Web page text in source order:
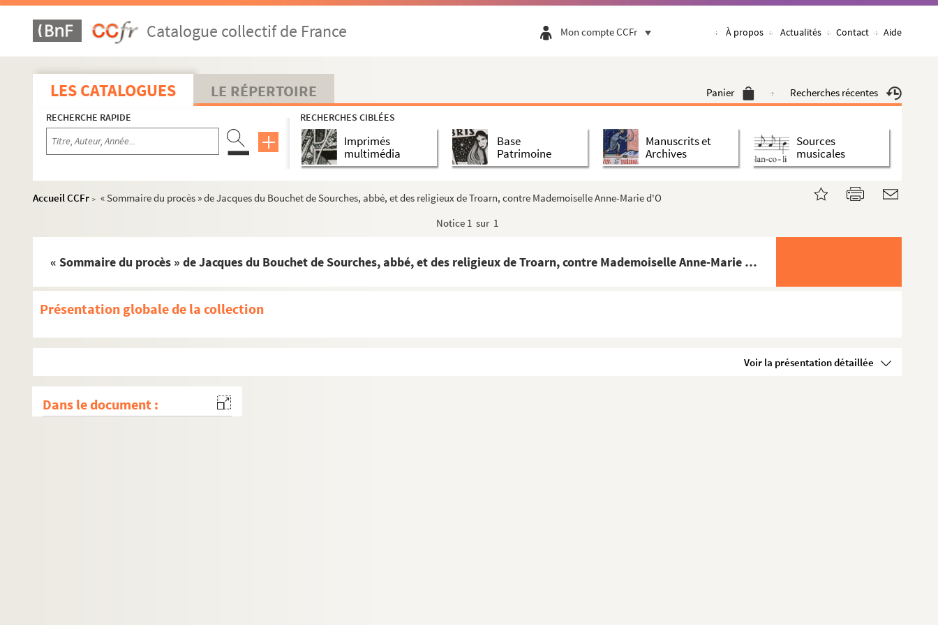
Catalogue collectif de France Mon compte CCFr À propos Actualités Contact Aide
LES CATALOGUES LE RÉPERTOIRE Panier Recherches récentes
RECHERCHE RAPIDE RECHERCHES CIBLÉES
Imprimés
multimédia
Base
Patrimoine
Manuscrits et
Archives
Sources
musicales
Accueil CCFr > « Sommaire du procès » de Jacques du Bouchet de Sourches, abbé, et des religieux de Troarn, contre Mademoiselle Anne-Marie d'Orléans, etc.
Notice 1 sur 1
« Sommaire du procès » de Jacques du Bouchet de Sourches, abbé, et des religieux de Troarn, contre Mademoiselle Anne-Marie d'Orléans, etc.
Présentation globale de la collection
Voir la présentation détaillée
Dans le document :